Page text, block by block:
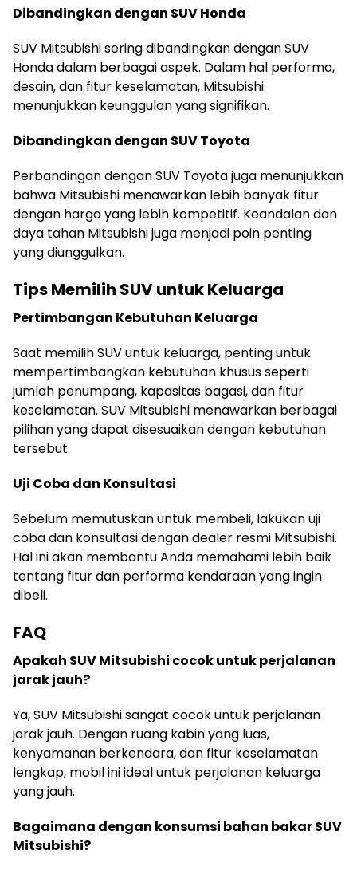
Dibandingkan dengan SUV Honda
SUV Mitsubishi sering dibandingkan dengan SUV
Honda dalam berbagai aspek. Dalam hal performa,
desain, dan fitur keselamatan, Mitsubishi
menunjukkan keunggulan yang signifikan.
Dibandingkan dengan SUV Toyota
Perbandingan dengan SUV Toyota juga menunjukkan
bahwa Mitsubishi menawarkan lebih banyak fitur
dengan harga yang lebih kompetitif. Keandalan dan
daya tahan Mitsubishi juga menjadi poin penting
yang diunggulkan.
Tips Memilih SUV untuk Keluarga
Pertimbangan Kebutuhan Keluarga
Saat memilih SUV untuk keluarga, penting untuk
mempertimbangkan kebutuhan khusus seperti
jumlah penumpang, kapasitas bagasi, dan fitur
keselamatan. SUV Mitsubishi menawarkan berbagai
pilihan yang dapat disesuaikan dengan kebutuhan
tersebut.
Uji Coba dan Konsultasi
Sebelum memutuskan untuk membeli, lakukan uji
coba dan konsultasi dengan dealer resmi Mitsubishi.
Hal ini akan membantu Anda memahami lebih baik
tentang fitur dan performa kendaraan yang ingin
dibeli.
FAQ
Apakah SUV Mitsubishi cocok untuk perjalanan
jarak jauh?
Ya, SUV Mitsubishi sangat cocok untuk perjalanan
jarak jauh. Dengan ruang kabin yang luas,
kenyamanan berkendara, dan fitur keselamatan
lengkap, mobil ini ideal untuk perjalanan keluarga
yang jauh.
Bagaimana dengan konsumsi bahan bakar SUV
Mitsubishi?